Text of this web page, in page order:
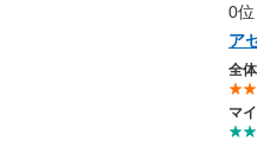
0位
ア
全
マ